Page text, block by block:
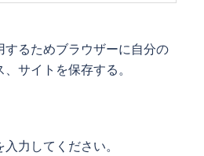
するためブラウザーに自分の
サイトを保存する。
入力してください。